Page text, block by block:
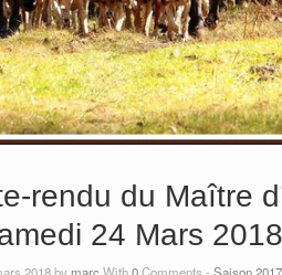
rendu du Maître
24 Mars
2018 by marcWith0Comments - Saison